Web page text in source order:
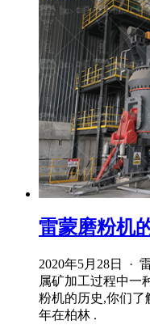
雷蒙磨粉机
2020年5月28日 ·
属矿加工过程中一
粉机的历史,你们了
年在柏林 .